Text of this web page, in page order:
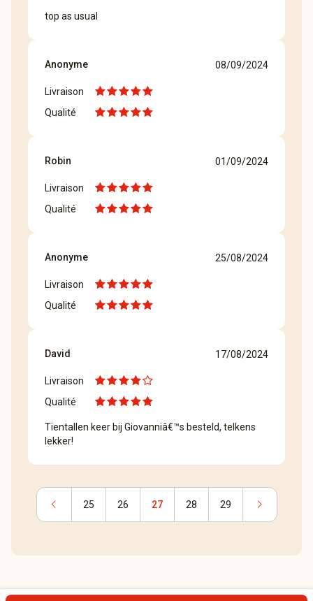
top as usual
Anonyme 08/09/2024
Livraison
Qualité
Robin 01/09/2024
Livraison
Qualité
Anonyme 25/08/2024
Livraison
Qualité
David 17/08/2024
Livraison
Qualité
Tientallen keer bij Giovanniâ€™s besteld, telkens
lekker!
chevron_left 25 26 27 28 29 chevron_right